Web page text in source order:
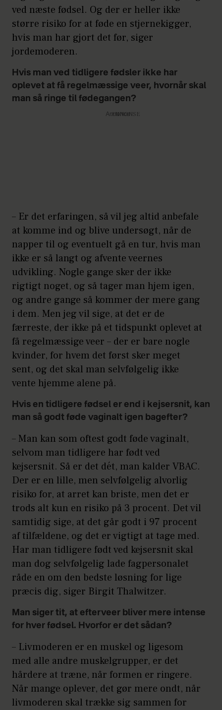
ved næste fødsel. Og der er heller ikke
større risiko for at føde en stjernekigger,
hvis man har gjort det før, siger
jordemoderen.
Hvis man ved tidligere fødsler ikke har
oplevet at få regelmæssige veer, hvornår skal
man så ringe til fødegangen?
Annonce
– Er det erfaringen, så vil jeg altid anbefale
at komme ind og blive undersøgt, når de
napper til og eventuelt gå en tur, hvis man
ikke er så langt og afvente veernes
udvikling. Nogle gange sker der ikke
rigtigt noget, og så tager man hjem igen,
og andre gange så kommer der mere gang
i dem. Men jeg vil sige, at det er de
færreste, der ikke på et tidspunkt oplevet at
få regelmæssige veer – der er bare nogle
kvinder, for hvem det først sker meget
sent, og det skal man selvfølgelig ikke
vente hjemme alene på.
Hvis en tidligere fødsel er end i kejsersnit, kan
man så godt føde vaginalt igen bagefter?
– Man kan som oftest godt føde vaginalt,
selvom man tidligere har født ved
kejsersnit. Så er det dét, man kalder VBAC.
Der er en lille, men selvfølgelig alvorlig
risiko for, at arret kan briste, men det er
trods alt kun en risiko på 3 procent. Det vil
samtidig sige, at det går godt i 97 procent
af tilfældene, og det er vigtigt at tage med.
Har man tidligere født ved kejsersnit skal
man dog selvfølgelig lade fagpersonalet
råde en om den bedste løsning for lige
præcis dig, siger Birgit Thalwitzer.
Man siger tit, at efterveer bliver mere intense
for hver fødsel. Hvorfor er det sådan?
– Livmoderen er en muskel og ligesom
med alle andre muskelgrupper, er det
hårdere at træne, når formen er ringere.
Når mange oplever, det gør mere ondt, når
livmoderen skal trække sig sammen for